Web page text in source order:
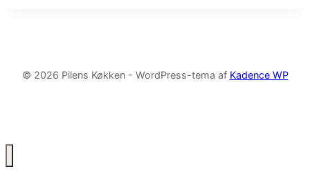
© 2026 Pilens Køkken - WordPress-tema af Kadence WP